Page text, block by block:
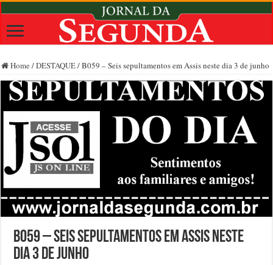
Home /DESTAQUE/B059 – Seis sepultamentos em Assis neste dia 3 de junho
B059 – Seis sepultamentos em Assis neste
dia 3 de junho